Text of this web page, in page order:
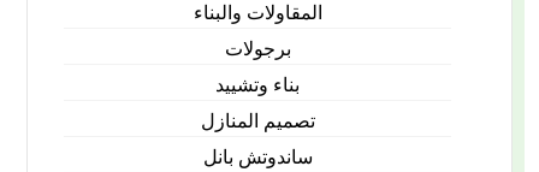
المقاولات والبناء
برجولات
بناء وتشييد
تصميم المنازل
ساندوتش بانل